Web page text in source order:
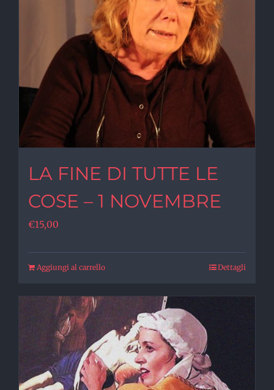
LA FINE DI TUTTE LE
COSE – 1 NOVEMBRE
€15,00
Aggiungi al carrello Dettagli